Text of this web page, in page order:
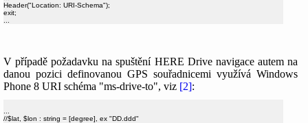
Header("Location: URI-Schema");
exit;
V případě požadavku na spuštění HERE Drive navigace autem na
danou pozici definovanou GPS souřadnicemi využívá Windows
Phone 8 URI schéma "ms-drive-to", viz [2]:
//$lat, $lon : string = [degree], ex "DD.ddd"